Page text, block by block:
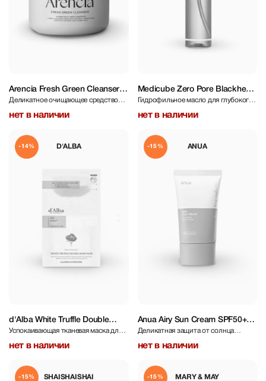
Arencia Fresh Green Cleanser
120 g
Деликатное очищающее средство
нет в наличии
Medicube Zero Pore Blackhead
Deep Cleansing Oil 205 ml
Гидрофильное масло для глубокого
нет в наличии
D'ALBA
-14%
d'Alba White Truffle Double
Mask Pack Calming/Hydration
Успокаивающая тканевая маска для
нет в наличии
ANUA
-15%
Anua Airy Sun Cream SPF50+
PA++++ 50 ml
Деликатная защита от солнца
нет в наличии
SHAISHAISHAI
-15% MARY & MAY
-15%